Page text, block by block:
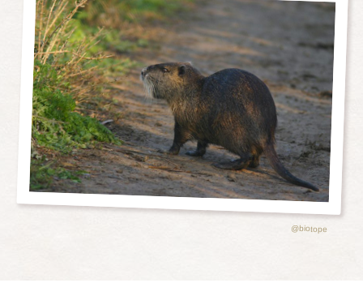
@biotope